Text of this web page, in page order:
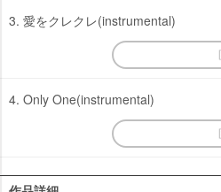
3. 愛をクレクレ(instrumental)
4. Only One(instrumental)